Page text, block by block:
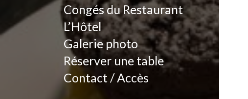
Congés du Restaurant
L’Hôtel
Galerie photo
Réserver une table
Contact / Accès